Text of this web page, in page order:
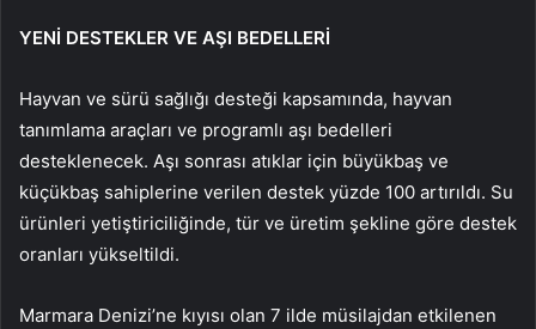
YENİ DESTEKLER VE AŞI BEDELLERİ
Hayvan ve sürü sağlığı desteği kapsamında, hayvan
tanımlama araçları ve programlı aşı bedelleri
desteklenecek. Aşı sonrası atıklar için büyükbaş ve
küçükbaş sahiplerine verilen destek yüzde 100 artırıldı. Su
ürünleri yetiştiriciliğinde, tür ve üretim şekline göre destek
oranları yükseltildi.
Marmara Denizi’ne kıyısı olan 7 ilde müsilajdan etkilenen